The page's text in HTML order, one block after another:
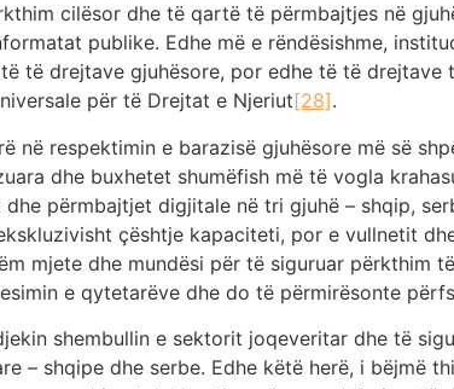
cilësor dhe të qartë të përmbajtjes në
publike. Edhe më e rëndësishme,
të drejtave gjuhësore, por edhe të të drejtave
për të Drejtat e Njeriut[28].
në respektimin e barazisë gjuhësore më së
dhe buxhetet shumëfish më të vogla
përmbajtjet digjitale në tri gjuhë – shqip,
çështje kapaciteti, por e vullnetit
mjete dhe mundësi për të siguruar përkthim
e qytetarëve dhe do të përmirësonte
shembullin e sektorit joqeveritar dhe të
– shqipe dhe serbe. Edhe këtë herë, i bëjmë